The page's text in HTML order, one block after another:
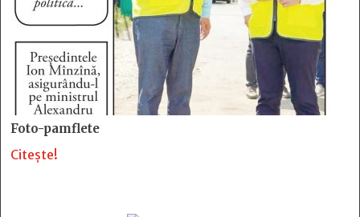
Foto-pamflete
Citește!